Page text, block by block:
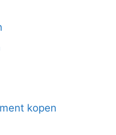
kopen